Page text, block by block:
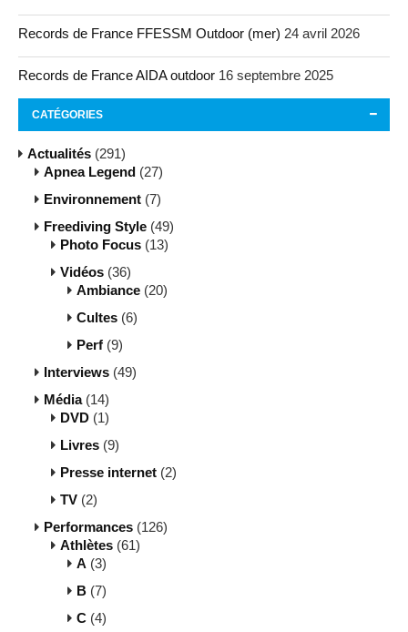
Records de France FFESSM Outdoor (mer) 24 avril 2026
Records de France AIDA outdoor 16 septembre 2025
CATÉGORIES
Actualités (291)
Apnea Legend (27)
Environnement (7)
Freediving Style (49)
Photo Focus (13)
Vidéos (36)
Ambiance (20)
Cultes (6)
Perf (9)
Interviews (49)
Média(14)
DVD (1)
Livres (9)
Presse internet (2)
TV (2)
Performances (126)
Athlètes (61)
A (3)
B (7)
C (4)